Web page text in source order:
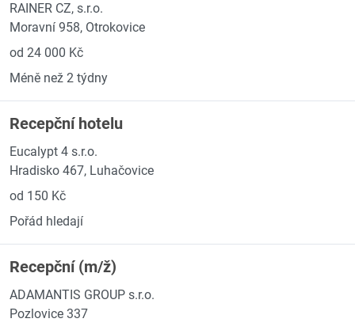
RAINER CZ, s.r.o.
Moravní 958, Otrokovice
od 24 000 Kč
Méně než 2 týdny
Recepční hotelu
Eucalypt 4 s.r.o.
Hradisko 467, Luhačovice
od 150 Kč
Pořád hledají
Recepční (m/ž)
ADAMANTIS GROUP s.r.o.
Pozlovice 337